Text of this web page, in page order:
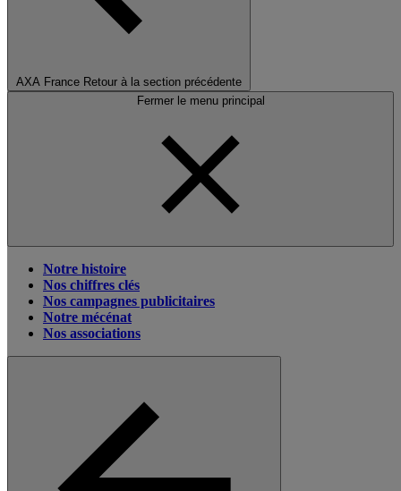
AXA France Retour à la section précédente
Fermer le menu principal
Notre histoire
Nos chiffres clés
Nos campagnes publicitaires
Notre mécénat
Nos associations